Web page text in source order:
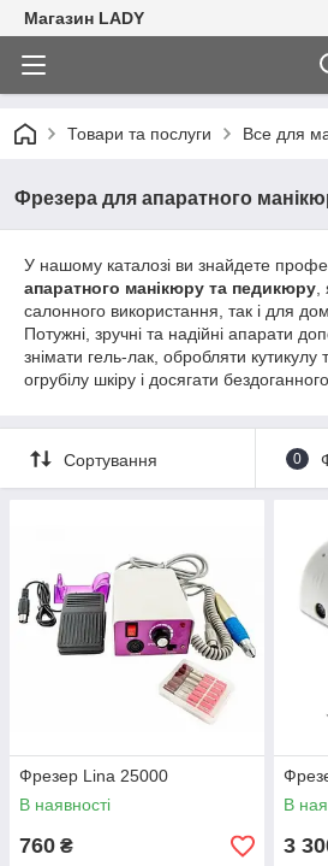
Магазин LADY
Товари та послуги Все для
Фрезера для апаратного
У нашому каталозі ви знайдете
апаратного манікюру та педикюру
салонного використання, так і для
Потужні, зручні та надійні апарати
знімати гель-лак, обробляти кутикулу
огрубілу шкіру і досягати
Сортування 0
Фрезер Lina 25000
В наявності
760 ₴
В
3